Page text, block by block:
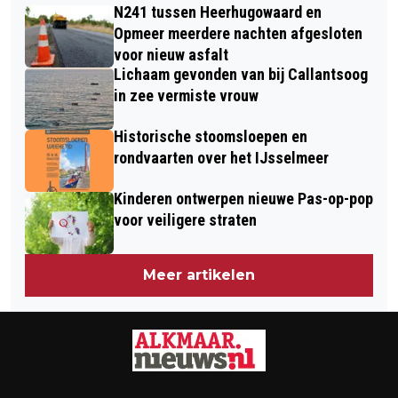
35: DE 10 BEKENDSTE TUINVOGELS
N241 tussen Heerhugowaard en
Opmeer meerdere nachten afgesloten
voor nieuw asfalt
Lichaam gevonden van bij Callantsoog
in zee vermiste vrouw
Historische stoomsloepen en
rondvaarten over het IJsselmeer
Kinderen ontwerpen nieuwe Pas-op-pop
voor veiligere straten
Meer artikelen